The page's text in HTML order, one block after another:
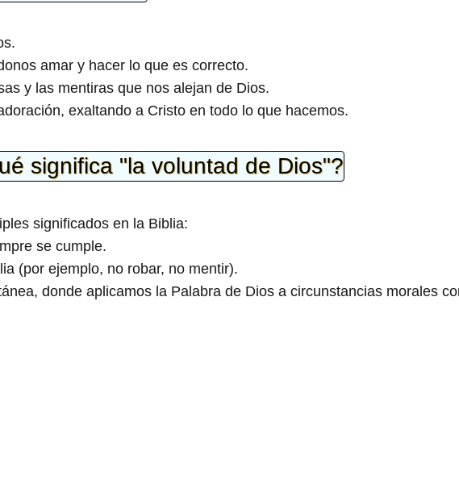
amar y hacer lo que es correcto.
y las mentiras que nos alejan de Dios.
exaltando a Cristo en todo lo que hacemos.
significa "la voluntad de Dios"?
significados en la Biblia:
se cumple.
(por ejemplo, no robar, no mentir).
donde aplicamos la Palabra de Dios a circunstancias morales